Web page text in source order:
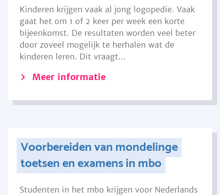
Kinderen krijgen vaak al jong logopedie. Vaak
gaat het om 1 of 2 keer per week een korte
bijeenkomst. De resultaten worden veel beter
door zoveel mogelijk te herhalen wat de
kinderen leren. Dit vraagt...
Meer informatie
Voorbereiden van mondelinge
toetsen en examens in mbo
Studenten in het mbo krijgen voor Nederlands